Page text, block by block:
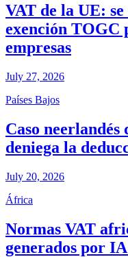
VAT de la UE:
exención TOGC
empresas
July 27, 2026
Países Bajos
Caso neerlandés
deniega la
July 20, 2026
África
Normas VAT
generados por